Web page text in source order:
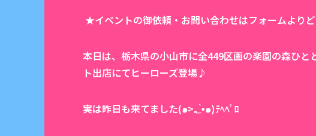
★イベントの御依頼・お問い合わせはフォームより
本日は、栃木県の小山市に全449区画の楽園の森ひ
ト出店にてヒーローズ登場♪
実は昨日も来てました(๑>؂•̀๑)ﾃﾍﾍﾟﾛ